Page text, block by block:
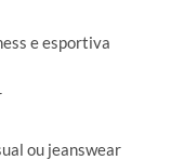
e esportiva
ou jeanswear